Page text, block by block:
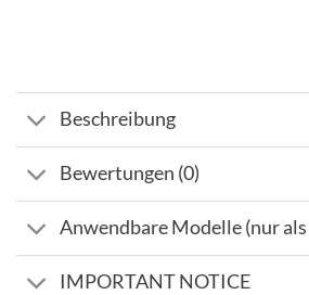
Beschreibung
Bewertungen (0)
Anwendbare Modelle (nur als
IMPORTANT NOTICE